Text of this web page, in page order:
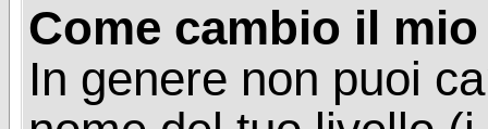
Come cambio il
In genere non puoi